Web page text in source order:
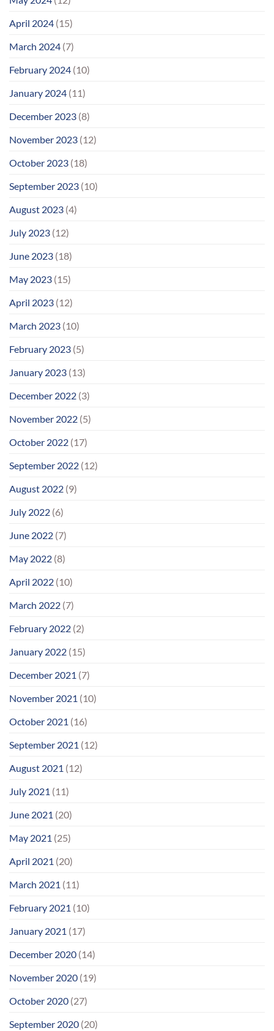
April 2024 (15)
March 2024 (7)
February 2024 (10)
January 2024 (11)
December 2023 (8)
November 2023 (12)
October 2023 (18)
September 2023 (10)
August 2023 (4)
July 2023 (12)
June 2023 (18)
May 2023 (15)
April 2023 (12)
March 2023 (10)
February 2023 (5)
January 2023 (13)
December 2022 (3)
November 2022 (5)
October 2022 (17)
September 2022 (12)
August 2022 (9)
July 2022 (6)
June 2022 (7)
May 2022 (8)
April 2022 (10)
March 2022 (7)
February 2022 (2)
January 2022 (15)
December 2021 (7)
November 2021 (10)
October 2021 (16)
September 2021 (12)
August 2021 (12)
July 2021 (11)
June 2021 (20)
May 2021 (25)
April 2021 (20)
March 2021 (11)
February 2021 (10)
January 2021 (17)
December 2020 (14)
November 2020 (19)
October 2020 (27)
September 2020 (20)